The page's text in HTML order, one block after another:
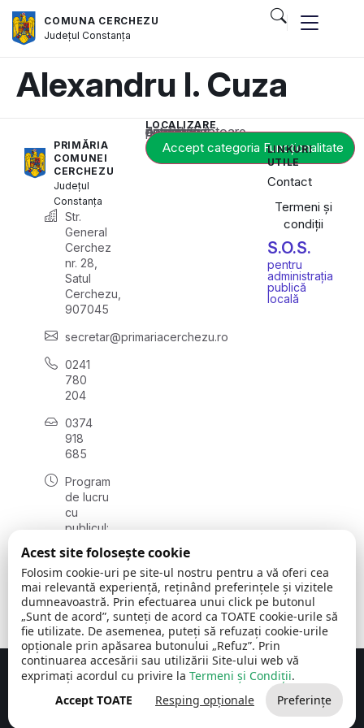
COMUNA CERCHEZU
JudețulConstanța
Alexandru I. Cuza
PRIMĂRIA
COMUNEI
CERCHEZU
Județul
Constanța
Str.
General
Cerchez
nr. 28,
Satul
Cerchezu,
907045
secretar@primariacerchezu.ro
0241
780
204
0374
918
685
Program
de lucru
cu
publicul:
08:00 -
16:30
, vineri:
08:00 -
14:00
LOCALIZARE
Acest conținut este blocat până când acceptați categoria corespunzătoare de cookie-uri.
Accept categoria Funcționalitate
LINKURI
UTILE
Contact
Termeni și
condiții
S.O.S.
pentru
administrația
publică
locală
Comuna Cerchezu © 2026Toate drepturile rezervate
Concept realizat de Big Media Relații Publice SRL
Acest site folosește cookie
Folosim cookie-uri pe site-ul nostru pentru a vă oferi cea
mai relevantă experiență, reținând preferințele și vizitele
dumneavoastră. Prin efectuarea unui click pe butonul
„Sunt de acord”, sunteți de acord ca TOATE cookie-urile să
fie utilizate. De asemenea, puteți să refuzați cookie-urile
opționale prin apăsarea butonului „Refuz”. Prin
continuarea accesării sau utilizării Site-ului web vă
exprimați acordul cu privire la Termeni și Condiții.
Accept TOATE
Resping opționale Preferințe